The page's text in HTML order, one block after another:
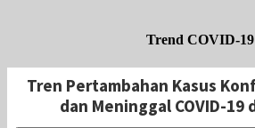
Trend COVID-19